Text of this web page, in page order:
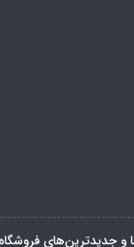
و جدیدترین‌های فروشگاه